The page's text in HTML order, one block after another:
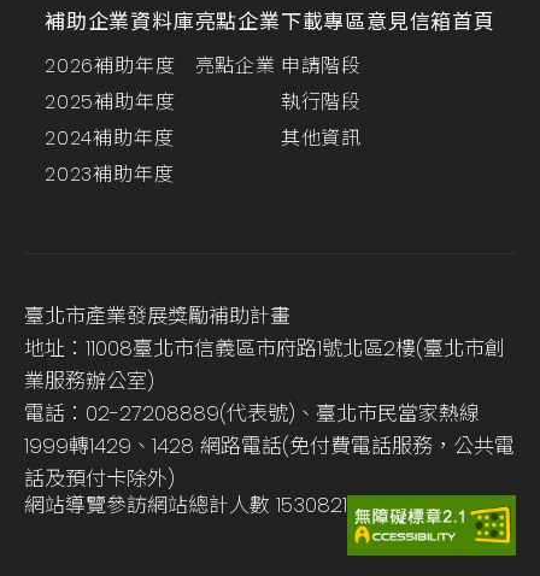
補助企業資料庫
2026補助年度
2025補助年度
2024補助年度
2023補助年度
亮點企業
亮點企業
下載專區
申請階段
執行階段
其他資訊
意見信箱首頁
臺北市產業發展獎勵補助計畫
地址：11008臺北市信義區市府路1號北區2樓(臺北市創
業服務辦公室)
電話：02-27208889(代表號)、臺北市民當家熱線
1999轉1429、1428 網路電話(免付費電話服務，公共電
話及預付卡除外)
網站導覽參訪網站總計人數 1530821